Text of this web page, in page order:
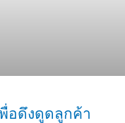
อดึงดูดลูกค้า